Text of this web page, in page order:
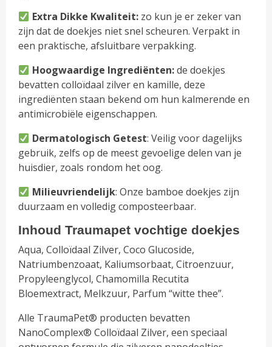
Extra Dikke Kwaliteit: zo kun je er zeker van
zijn dat de doekjes niet snel scheuren. Verpakt in
een praktische, afsluitbare verpakking.
Hoogwaardige Ingrediënten:de doekjes
bevatten colloïdaal zilver en kamille, deze
ingrediënten staan bekend om hun kalmerende en
antimicrobiële eigenschappen.
Dermatologisch Getest: Veilig voor dagelijks
gebruik, zelfs op de meest gevoelige delen van je
huisdier, zoals rondom het oog.
Milieuvriendelijk: Onze bamboe doekjes zijn
duurzaam en volledig composteerbaar.
Inhoud Traumapet vochtige doekjes
Aqua, Colloïdaal Zilver, Coco Glucoside,
Natriumbenzoaat, Kaliumsorbaat, Citroenzuur,
Propyleenglycol, Chamomilla Recutita
Bloemextract, Melkzuur, Parfum “witte thee”.
Alle TraumaPet® producten bevatten
NanoComplex® Colloïdaal Zilver, een speciaal